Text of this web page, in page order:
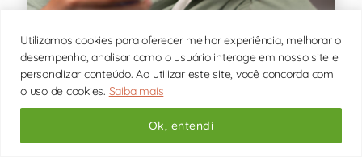
Utilizamos cookies para oferecer melhor experiência, melhorar o
desempenho, analisar como o usuário interage em nosso site e
personalizar conteúdo. Ao utilizar este site, você concorda com
o uso de cookies. Saiba mais
Ok, entendi
A síndrome de FOMO (sigla de Fear of Missing
Out, em português "medo de estar perdendo
algo") é um fenômeno psicológico marcado pela
sensação constante de estar de fora de [...]